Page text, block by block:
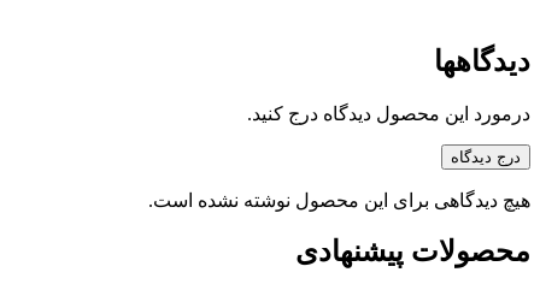
دیدگاهها
درمورد این محصول دیدگاه درج کنید.
درج دیدگاه
هیچ دیدگاهی برای این محصول نوشته نشده است.
محصولات پیشنهادی